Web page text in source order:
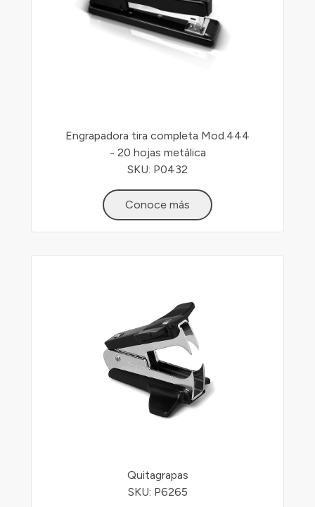
Engrapadora tira completa Mod.444
- 20 hojas metálica
SKU: P0432
Conoce más
Quitagrapas
SKU: P6265